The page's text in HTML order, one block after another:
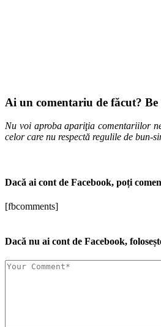
Ai un comentariu de făcut? Be
Nu voi aproba apariţia comentariilor
celor care nu respectă regulile de bun-
Dacă ai cont de Facebook, poți
[fbcomments]
Dacă nu ai cont de Facebook,